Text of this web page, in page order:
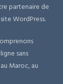
partenaire de
WordPress.
sans
Maroc, au